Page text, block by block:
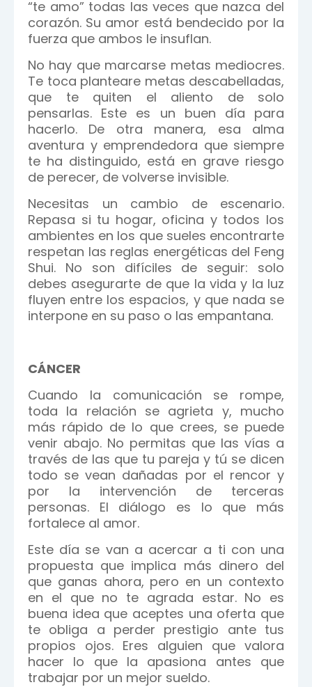
“te amo” todas las veces que nazca del
corazón. Su amor está bendecido por la
fuerza que ambos le insuflan.
No hay que marcarse metas mediocres.
Te toca planteare metas descabelladas,
que te quiten el aliento de solo
pensarlas. Este es un buen día para
hacerlo. De otra manera, esa alma
aventura y emprendedora que siempre
te ha distinguido, está en grave riesgo
de perecer, de volverse invisible.
Necesitas un cambio de escenario.
Repasa si tu hogar, oficina y todos los
ambientes en los que sueles encontrarte
respetan las reglas energéticas del Feng
Shui. No son difíciles de seguir: solo
debes asegurarte de que la vida y la luz
fluyen entre los espacios, y que nada se
interpone en su paso o las empantana.
CÁNCER
Cuando la comunicación se rompe,
toda la relación se agrieta y, mucho
más rápido de lo que crees, se puede
venir abajo. No permitas que las vías a
través de las que tu pareja y tú se dicen
todo se vean dañadas por el rencor y
por la intervención de terceras
personas. El diálogo es lo que más
fortalece al amor.
Este día se van a acercar a ti con una
propuesta que implica más dinero del
que ganas ahora, pero en un contexto
en el que no te agrada estar. No es
buena idea que aceptes una oferta que
te obliga a perder prestigio ante tus
propios ojos. Eres alguien que valora
hacer lo que la apasiona antes que
trabajar por un mejor sueldo.